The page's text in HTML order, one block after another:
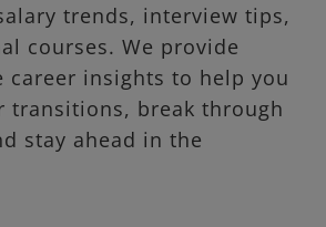
trends, interview tips,
courses. We provide
career insights to help you
transitions, break through
stay ahead in the